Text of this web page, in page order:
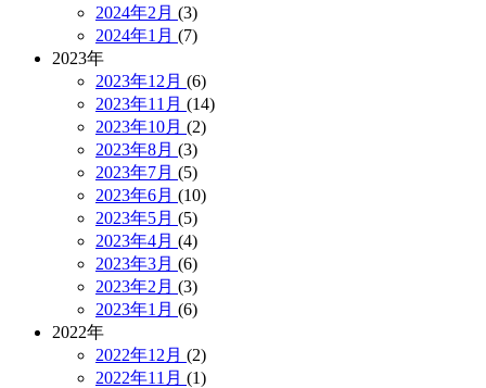
2024年2月 (3)
2024年1月 (7)
2023年
2023年12月 (6)
2023年11月 (14)
2023年10月 (2)
2023年8月 (3)
2023年7月 (5)
2023年6月 (10)
2023年5月 (5)
2023年4月 (4)
2023年3月 (6)
2023年2月 (3)
2023年1月 (6)
2022年
2022年12月 (2)
2022年11月 (1)